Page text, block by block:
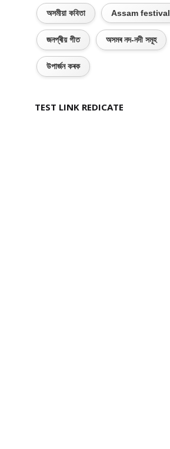
অসমীয়া কবিতা Assam festival
জনপ্ৰীয় গীত অসমৰ নদ-নদী সমূহ
উপাৰ্জন কৰক
TEST LINK REDICATE